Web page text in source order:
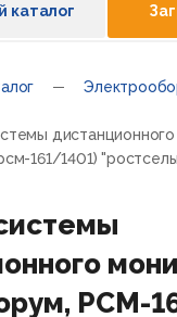
каталог
161/1401)
РСМ-